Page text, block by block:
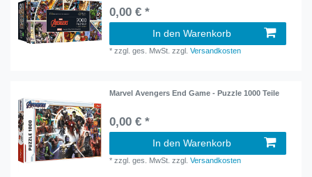
0,00 € *
In den Warenkorb
*zzgl. ges. MwSt. zzgl.Versandkosten
Marvel Avengers End Game - Puzzle 1000 Teile
0,00 € *
In den Warenkorb
*zzgl. ges. MwSt. zzgl.Versandkosten